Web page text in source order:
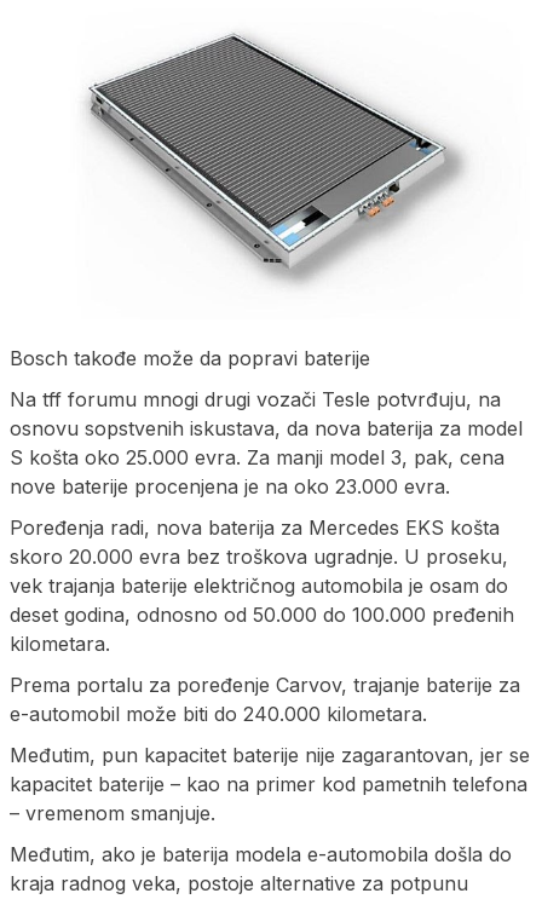
Bosch takođe može da popravi baterije
Na tff forumu mnogi drugi vozači Tesle potvrđuju, na
osnovu sopstvenih iskustava, da nova baterija za model
S košta oko 25.000 evra. Za manji model 3, pak, cena
nove baterije procenjena je na oko 23.000 evra.
Poređenja radi, nova baterija za Mercedes EKS košta
skoro 20.000 evra bez troškova ugradnje. U proseku,
vek trajanja baterije električnog automobila je osam do
deset godina, odnosno od 50.000 do 100.000 pređenih
kilometara.
Prema portalu za poređenje Carvov, trajanje baterije za
e-automobil može biti do 240.000 kilometara.
Međutim, pun kapacitet baterije nije zagarantovan, jer se
kapacitet baterije – kao na primer kod pametnih telefona
– vremenom smanjuje.
Međutim, ako je baterija modela e-automobila došla do
kraja radnog veka, postoje alternative za potpunu